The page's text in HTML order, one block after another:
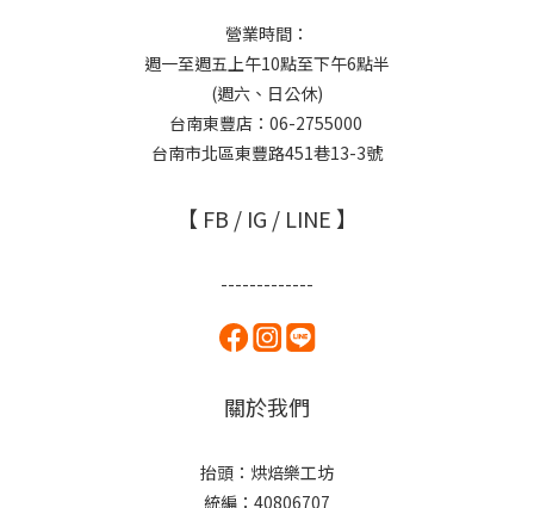
營業時間：
週一至週五上午10點至下午6點半
(週六、日公休)
台南東豐店：06-2755000
台南市北區東豐路451巷13-3號
【 FB / IG / LINE 】
-------------
關於我們
抬頭：烘焙樂工坊
統編：40806707